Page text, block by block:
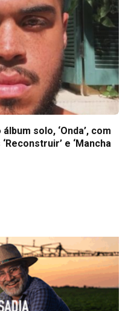
solo, ‘Onda’, com
e ‘Mancha